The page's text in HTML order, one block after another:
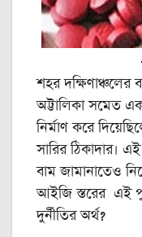
শহর দক্ষিণাঞ্চলের
অট্টালিকা সমেত
নির্মাণ করে
সারির ঠিকাদার।
বাম জামানাতেও
আইজি স্তরের এই
দুর্নীতির অর্থ?